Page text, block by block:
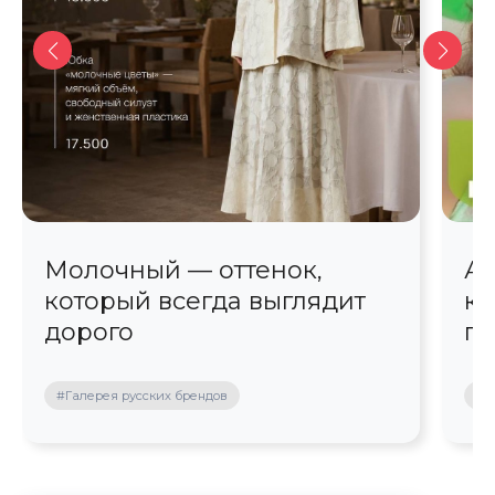
Молочный — оттенок,
который всегда выглядит
дорого
#Галерея русских брендов